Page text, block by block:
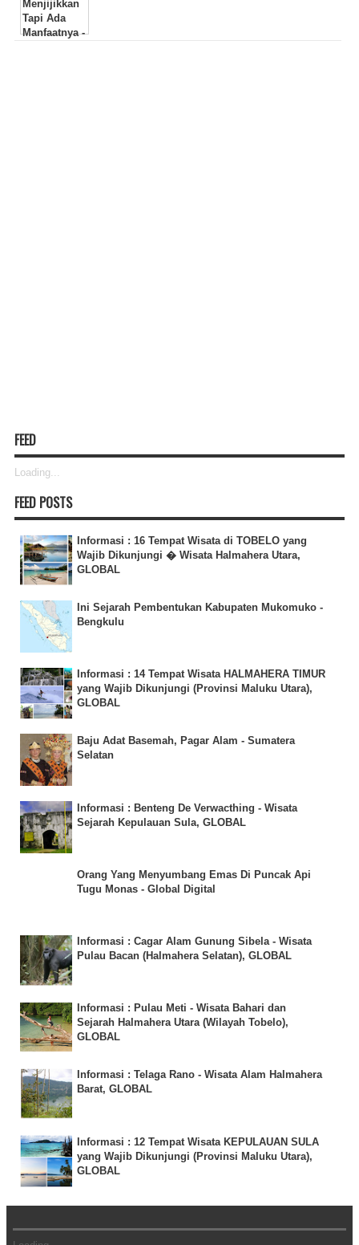
FEED
Loading...
FEED POSTS
Informasi : 16 Tempat Wisata di TOBELO yang
Wajib Dikunjungi � Wisata Halmahera Utara,
GLOBAL
Ini Sejarah Pembentukan Kabupaten Mukomuko -
Bengkulu
Informasi : 14 Tempat Wisata HALMAHERA TIMUR
yang Wajib Dikunjungi (Provinsi Maluku Utara),
GLOBAL
Baju Adat Basemah, Pagar Alam - Sumatera
Selatan
Informasi : Benteng De Verwacthing - Wisata
Sejarah Kepulauan Sula, GLOBAL
Orang Yang Menyumbang Emas Di Puncak Api
Tugu Monas - Global Digital
Informasi : Cagar Alam Gunung Sibela - Wisata
Pulau Bacan (Halmahera Selatan), GLOBAL
Informasi : Pulau Meti - Wisata Bahari dan
Sejarah Halmahera Utara (Wilayah Tobelo),
GLOBAL
Informasi : Telaga Rano - Wisata Alam Halmahera
Barat, GLOBAL
Informasi : 12 Tempat Wisata KEPULAUAN SULA
yang Wajib Dikunjungi (Provinsi Maluku Utara),
GLOBAL